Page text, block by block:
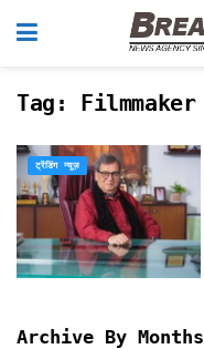
Tag: Filmmaker
ट्रेंडिंग न्यूज़
Archive By Months